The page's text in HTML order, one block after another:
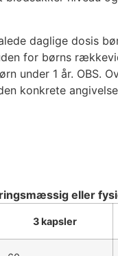
daglige dosis
for børns
under 1 år. OBS.
konkrete angivelse
eller
3 kapsler